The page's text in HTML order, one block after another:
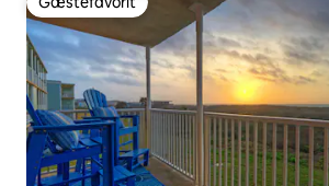
Gæstefavorit